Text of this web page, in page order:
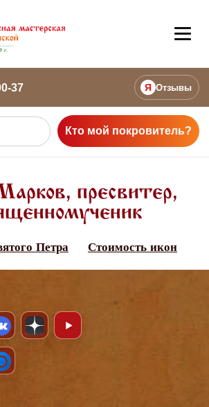
37 Я Отзывы
Кто мой покровитель?
пресвитер,
Петра Стоимость икон